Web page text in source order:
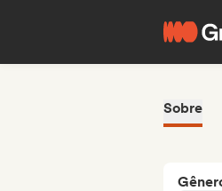
Sobre